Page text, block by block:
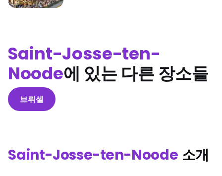
Saint-Josse-ten-
Noode에 있는 다른 장소들
브뤼셀
Saint-Josse-ten-Noode 소개